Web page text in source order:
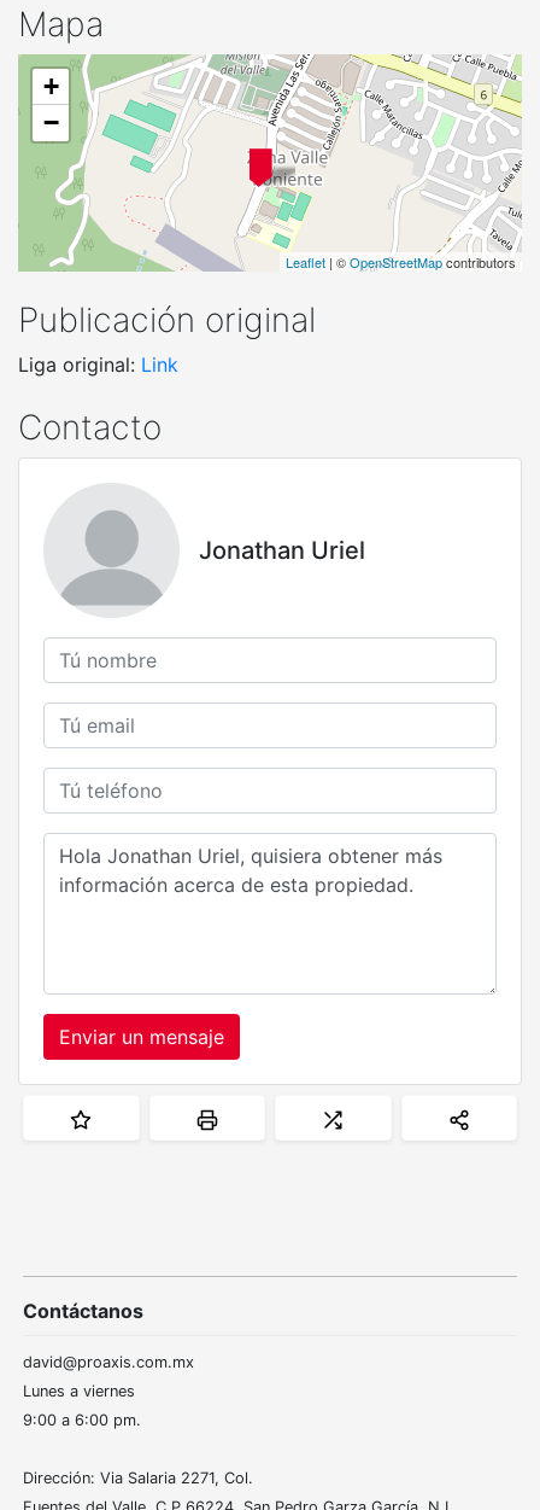
Mapa
+
−
Leaflet | ©OpenStreetMapcontributors
Publicación original
Liga original: Link
Contacto
Jonathan Uriel
Enviar un mensaje
Contáctanos
david@proaxis.com.mx
Lunes a viernes
9:00 a 6:00 pm.
Dirección: Via Salaria 2271, Col.